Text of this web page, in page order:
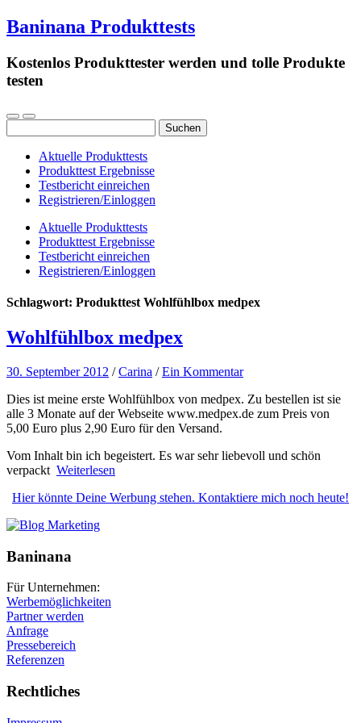
Baninana Produkttests
Kostenlos Produkttester werden und tolle Produkte
testen
nach:
Aktuelle Produkttests
Produkttest Ergebnisse
Testbericht einreichen
Registrieren/Einloggen
Aktuelle Produkttests
Produkttest Ergebnisse
Testbericht einreichen
Registrieren/Einloggen
Schlagwort: Produkttest Wohlfühlbox medpex
Wohlfühlbox medpex
30. September 2012 /Carina /Ein Kommentar
Dies ist meine erste Wohlfühlbox von medpex. Zu bestellen ist sie
alle 3 Monate auf der Webseite www.medpex.de zum Preis von
5,00 Euro plus 2,90 Euro für den Versand.
Vom Inhalt bin ich begeistert. Es war sehr liebevoll und schön
verpackt Weiterlesen
Hier könnte Deine Werbung stehen. Kontaktiere mich noch heute!
Baninana
Für Unternehmen:
Werbemöglichkeiten
Partner werden
Anfrage
Pressebereich
Referenzen
Rechtliches